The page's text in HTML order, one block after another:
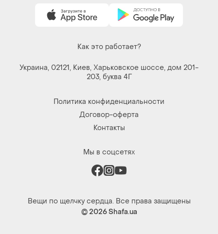
Как это работает?
Украина, 02121, Киев, Харьковское шоссе, дом 201-
203, буква 4Г
Политика конфиденциальности
Договор-оферта
Контакты
Мы в соцсетях
Вещи по щелчку сердца. Все права защищены
© 2026Shafa.ua